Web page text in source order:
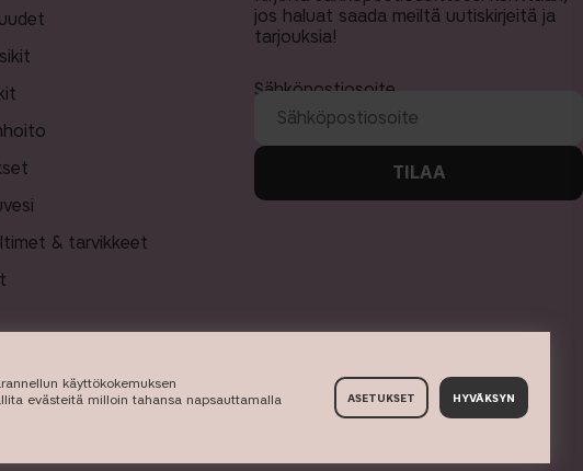
& tarvikkeet
jos haluat saada meiltä uutiskirjeitä ja
tarjouksia!
Sähköpostiosoite
TILAA
käyttökokemuksen
evästeitä milloin tahansa napsauttamalla
ASETUKSET HYVÄKSYN